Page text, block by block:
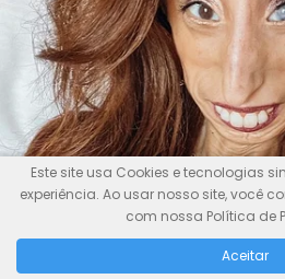
Este site usa Cookies e tecnologias
experiência. Ao usar nosso site, você
com nossa Política de
Aceitar